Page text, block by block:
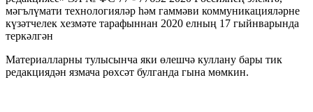
мәгълүмати технологияләр һәм гаммәви коммуникацияләрне
күзәтчелек хезмәте тарафыннан 2020 елның 17 гыйнварында
теркәлгән
Материалларны тулысынча яки өлешчә куллану бары тик
редакциядән язмача рөхсәт булганда гына мөмкин.